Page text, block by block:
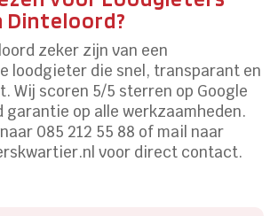
Dinteloord?
zeker zijn van een
loodgieter die snel, transparant en
Wij scoren 5/5 sterren op Google
garantie op alle werkzaamheden.
085 212 55 88 of mail naar
voor direct contact.